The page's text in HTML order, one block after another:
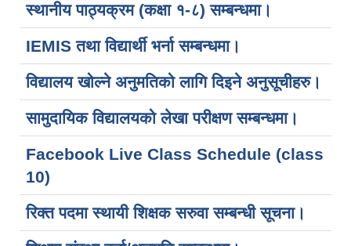
स्थानीय पाठ्यक्रम (कक्षा १-८) सम्बन्धमा।
IEMIS तथा विद्यार्थी भर्ना सम्बन्धमा।
विद्यालय खोल्ने अनुमतिको लागि दिइने अनुसूचीहरु।
सामुदायिक विद्यालयको लेखा परीक्षण सम्बन्धमा।
Facebook Live Class Schedule (class
10)
रिक्त पदमा स्थायी शिक्षक सरुवा सम्बन्धी सूचना।